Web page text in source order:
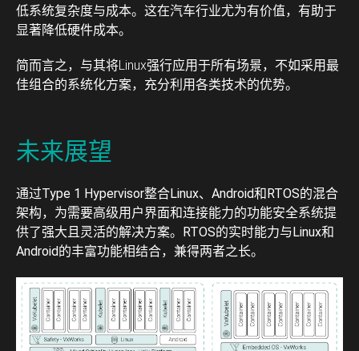
低系统复杂度与成本。这在汽车行业尤为有价值，有助于
显著降低硬件成本。
简而言之，与其将Linux强行应用于所有场景，不如采用最
佳组合的系统化方案，充分利用各类技术的优势。
未来展望
通过Type 1 Hypervisor整合Linux、Android和RTOS的混合
架构，为需要高级用户界面和连接能力的功能安全系统提
供了强大且灵活的解决方案。RTOS的实时能力与Linux和
Android的丰富功能相结合，兼得两者之长。